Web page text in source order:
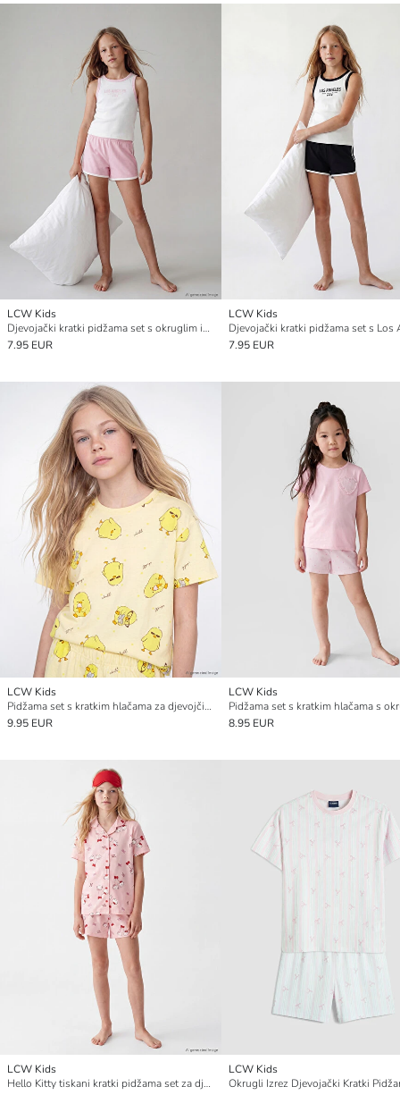
LCW Kids
Djevojački kratki pidžama set s okruglim izrezom i tiskom
7.95 EUR
LCW Kids
7.95 EUR
LCW Kids
Pidžama set s kratkim hlačama za djevojčice s okruglim izrezom
9.95 EUR
LCW Kids
8.95 EUR
LCW Kids
Hello Kitty tiskani kratki pidžama set za djevojčice
LCW Kids
Okrugli Izrez Djevojački Kratki